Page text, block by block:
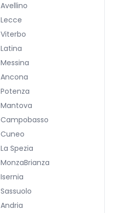
Avellino
Lecce
Viterbo
Latina
Messina
Ancona
Potenza
Mantova
Campobasso
Cuneo
La Spezia
MonzaBrianza
Isernia
Sassuolo
Andria